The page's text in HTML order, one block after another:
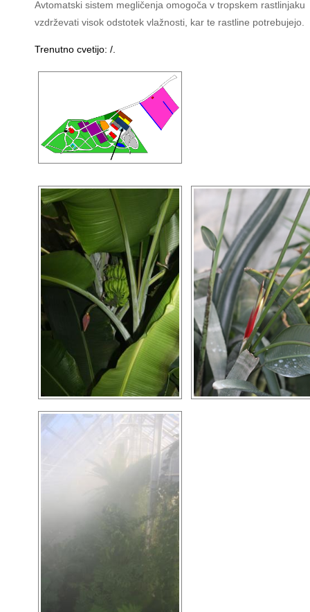
Avtomatski sistem megličenja omogoča v tropskem rastlinjaku
vzdrževati visok odstotek vlažnosti, kar te rastline potrebujejo.
Trenutno cvetijo: /.